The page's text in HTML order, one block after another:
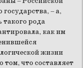
– а,
такого рода
как им
жизни
том, что составляет